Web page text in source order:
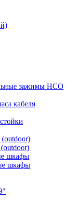
зажимы НСО
кабеля
шкафы
шкафы